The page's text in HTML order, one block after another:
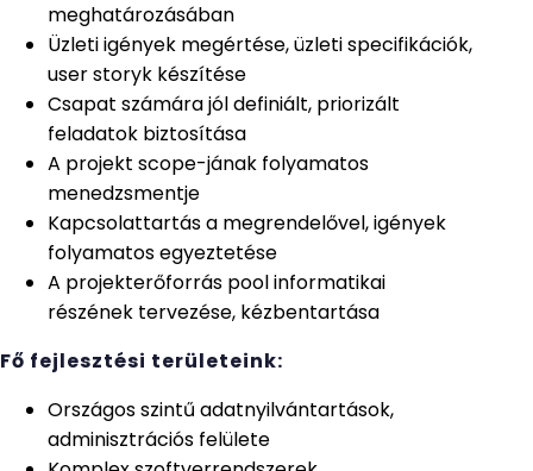
meghatározásában
Üzleti igények megértése, üzleti specifikációk,
user storyk készítése
Csapat számára jól definiált, priorizált
feladatok biztosítása
A projekt scope-jának folyamatos
menedzsmentje
Kapcsolattartás a megrendelővel, igények
folyamatos egyeztetése
A projekterőforrás pool informatikai
részének tervezése, kézbentartása
Fő fejlesztési területeink:
Országos szintű adatnyilvántartások,
adminisztrációs felülete